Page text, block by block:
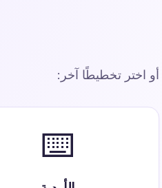
أو اختر تخطيطًا آخر:
⌨️